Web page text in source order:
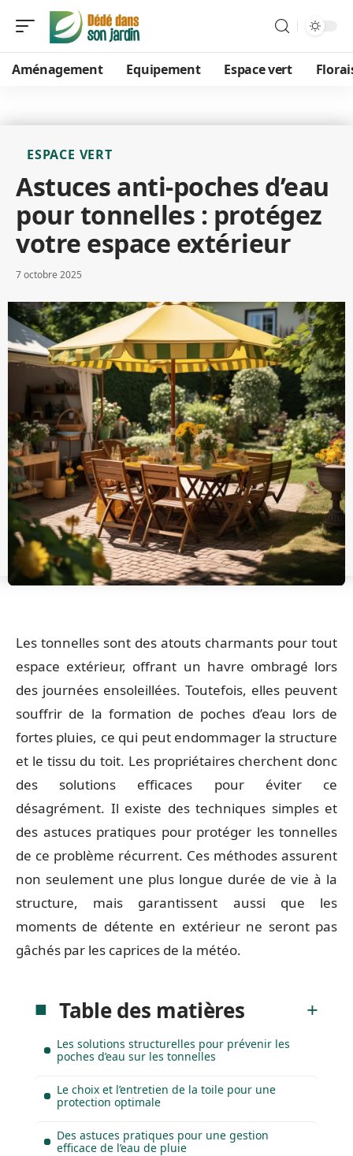
Aménagement Equipement Espace vert
ESPACE VERT
Astuces anti-poches d’eau
pour tonnelles : protégez
votre espace extérieur
7 octobre 2025
Les tonnelles sont des atouts charmants pour tout
espace extérieur, offrant un havre ombragé lors
des journées ensoleillées. Toutefois, elles peuvent
souffrir de la formation de poches d’eau lors de
fortes pluies, ce qui peut endommager la structure
et le tissu du toit. Les propriétaires cherchent donc
des solutions efficaces pour éviter ce
désagrément. Il existe des techniques simples et
des astuces pratiques pour protéger les tonnelles
de ce problème récurrent. Ces méthodes assurent
non seulement une plus longue durée de vie à la
structure, mais garantissent aussi que les
moments de détente en extérieur ne seront pas
gâchés par les caprices de la météo.
Table des matières
Les solutions structurelles pour prévenir les
poches d’eau sur les tonnelles
Le choix et l’entretien de la toile pour une
protection optimale
Des astuces pratiques pour une gestion
efficace de l’eau de pluie